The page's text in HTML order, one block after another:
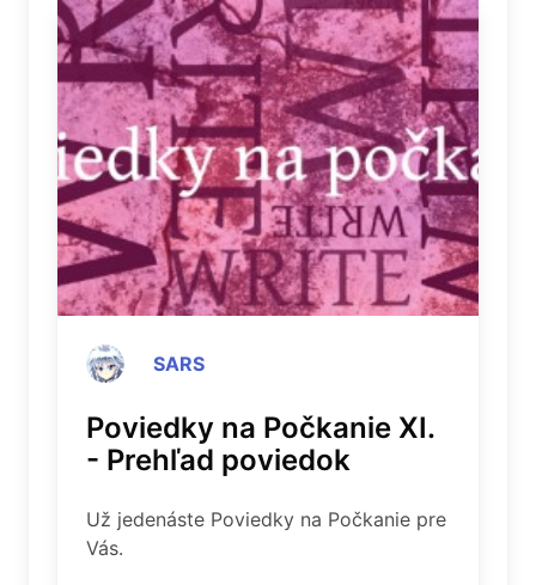
SARS
Poviedky na Počkanie XI.
- Prehľad poviedok
Už jedenáste Poviedky na Počkanie pre
Vás.